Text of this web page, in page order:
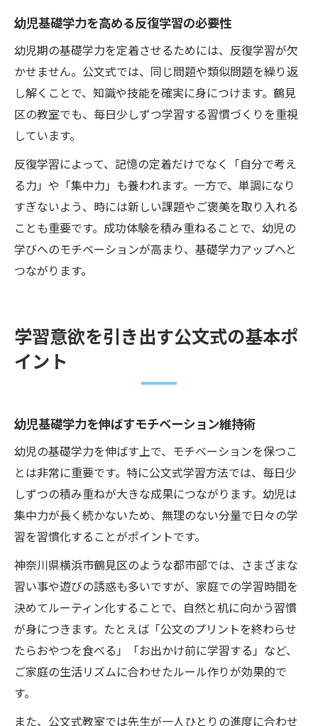
幼児基礎学力を高める反復学習の必要性
幼児期の基礎学力を定着させるためには、反復学習が欠
かせません。公文式では、同じ問題や類似問題を繰り返
し解くことで、知識や技能を確実に身につけます。鶴見
区の教室でも、毎日少しずつ学習する習慣づくりを重視
しています。
反復学習によって、記憶の定着だけでなく「自分で考え
る力」や「集中力」も養われます。一方で、単調になり
すぎないよう、時には新しい課題やご褒美を取り入れる
ことも重要です。成功体験を積み重ねることで、幼児の
学びへのモチベーションが高まり、基礎学力アップへと
つながります。
学習意欲を引き出す公文式の基本ポ
イント
幼児基礎学力を伸ばすモチベーション維持術
幼児の基礎学力を伸ばす上で、モチベーションを保つこ
とは非常に重要です。特に公文式学習方法では、毎日少
しずつの積み重ねが大きな成果につながります。幼児は
集中力が長く続かないため、無理のない分量で日々の学
習を習慣化することがポイントです。
神奈川県横浜市鶴見区のような都市部では、さまざまな
習い事や遊びの誘惑も多いですが、家庭での学習時間を
決めてルーティン化することで、自然と机に向かう習慣
が身につきます。たとえば「公文のプリントを終わらせ
たらおやつを食べる」「お出かけ前に学習する」など、
ご家庭の生活リズムに合わせたルール作りが効果的で
す。
また、公文式教室では先生が一人ひとりの進度に合わせ